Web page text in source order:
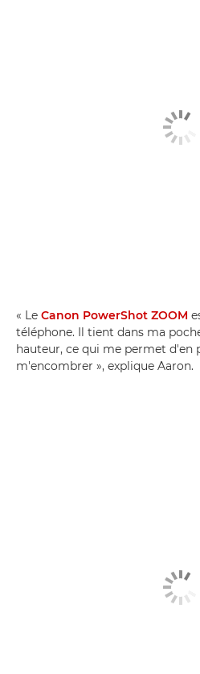
« Le Canon PowerShot ZOOM
téléphone. Il tient dans ma
hauteur, ce qui me permet d'en
m'encombrer », explique Aaron.